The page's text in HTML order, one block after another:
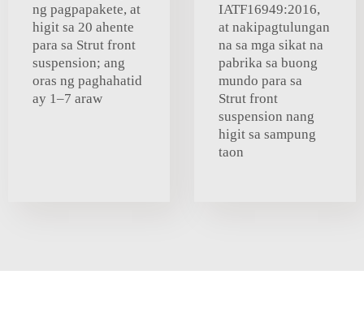
ng pagpapakete, at
higit sa 20 ahente
para sa Strut front
suspension; ang
oras ng paghahatid
ay 1–7 araw
IATF16949:2016,
at nakipagtulungan
na sa mga sikat na
pabrika sa buong
mundo para sa
Strut front
suspension nang
higit sa sampung
taon